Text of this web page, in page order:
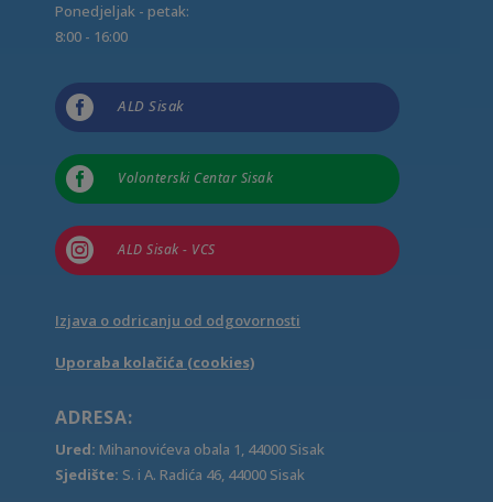
Ponedjeljak - petak:
8:00 - 16:00
 ALD Sisak
 Volonterski Centar Sisak
 ALD Sisak - VCS
Izjava o odricanju od odgovornosti
Uporaba kolačića (cookies)
ADRESA:
Ured: Mihanovićeva obala 1, 44000 Sisak
Sjedište: S. i A. Radića 46, 44000 Sisak